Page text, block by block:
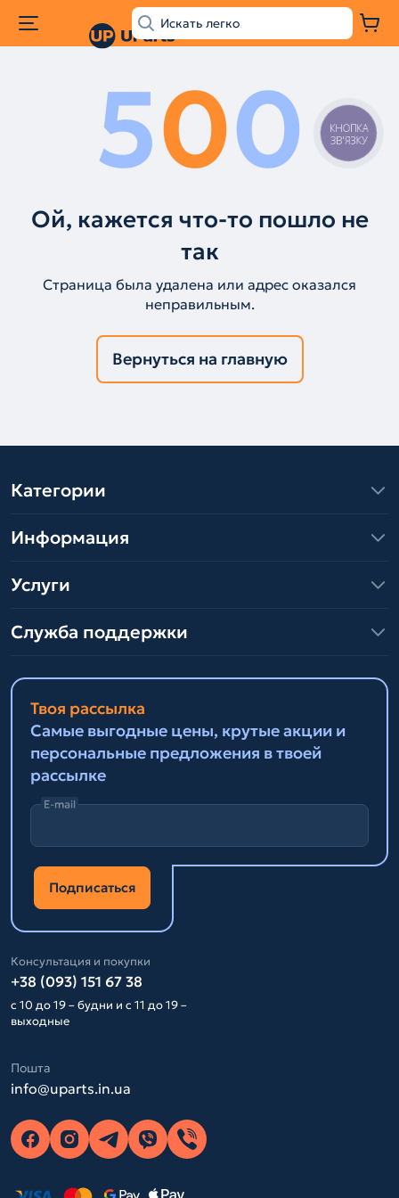
500
Ой, кажется что-то пошло не
так
Страница была удалена или адрес оказался
неправильным.
Вернуться на главную
Категории
Информация
Услуги
Служба поддержки
Твоя рассылка
Самые выгодные цены, крутые акции и
персональные предложения в твоей
рассылке
E-mail
Подписаться
Консультация и покупки
+38 (093) 151 67 38
с 10 до 19 – будни и с 11 до 19 –
выходные
Пошта
info@uparts.in.ua
КНОПКА
ЗВ'ЯЗКУ